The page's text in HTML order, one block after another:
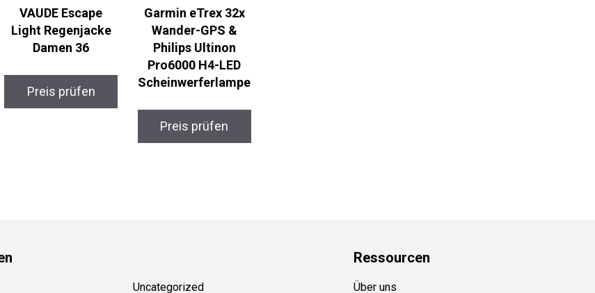
VAUDE Escape
Light Regenjacke
Damen 36
Preis prüfen
Garmin eTrex 32x
Wander-GPS &
Philips Ultinon
Pro6000 H4-LED
Scheinwerferlamp